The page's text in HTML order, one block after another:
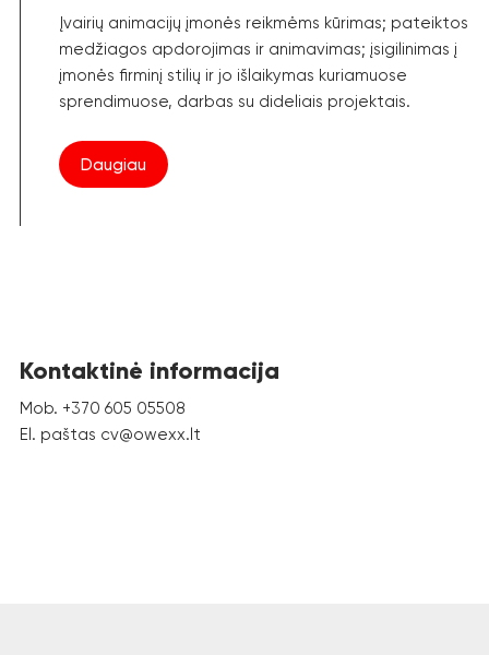
Įvairių animacijų įmonės reikmėms kūrimas; pateiktos
medžiagos apdorojimas ir animavimas; įsigilinimas į
įmonės firminį stilių ir jo išlaikymas kuriamuose
sprendimuose, darbas su dideliais projektais.
Daugiau
Kontaktinė informacija
Mob. +370 605 05508
El. paštas cv@owexx.lt